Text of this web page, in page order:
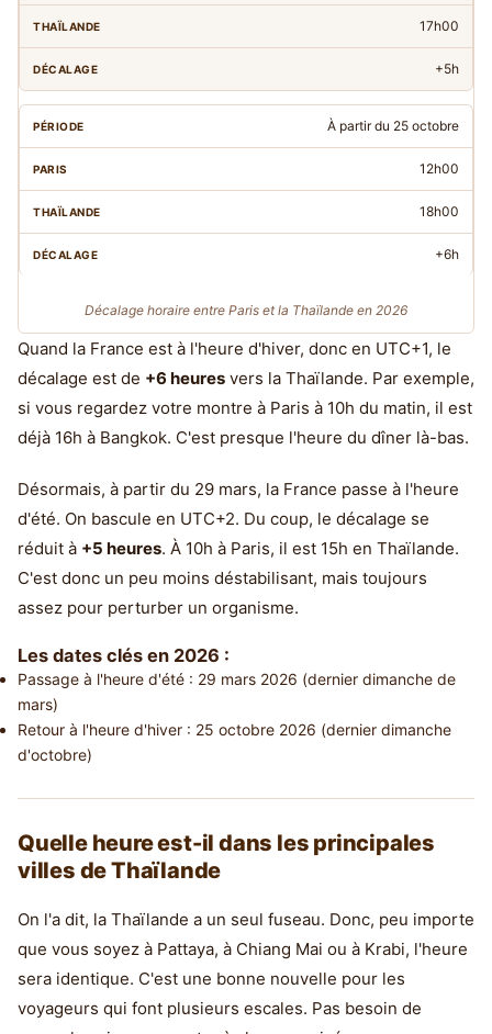
Décalage horaire entre Paris et la Thaïlande en 2026
17h00
+5h
À partir du 25 octobre
12h00
18h00
+6h
Quand la France est à l'heure d'hiver, donc en UTC+1, le
décalage est de +6 heures vers la Thaïlande. Par exemple,
si vous regardez votre montre à Paris à 10h du matin, il est
déjà 16h à Bangkok. C'est presque l'heure du dîner là-bas.
Désormais, à partir du 29 mars, la France passe à l'heure
d'été. On bascule en UTC+2. Du coup, le décalage se
réduit à +5 heures. À 10h à Paris, il est 15h en Thaïlande.
C'est donc un peu moins déstabilisant, mais toujours
assez pour perturber un organisme.
Les dates clés en 2026 :
Passage à l'heure d'été : 29 mars 2026 (dernier dimanche de
mars)
Retour à l'heure d'hiver : 25 octobre 2026 (dernier dimanche
d'octobre)
Quelle heure est-il dans les principales
villes de Thaïlande
On l'a dit, la Thaïlande a un seul fuseau. Donc, peu importe
que vous soyez à Pattaya, à Chiang Mai ou à Krabi, l'heure
sera identique. C'est une bonne nouvelle pour les
voyageurs qui font plusieurs escales. Pas besoin de